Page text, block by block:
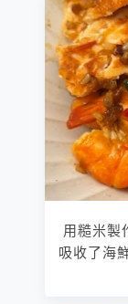
用糙米製
吸收了海